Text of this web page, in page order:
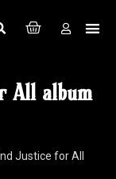
All album
Justice for All